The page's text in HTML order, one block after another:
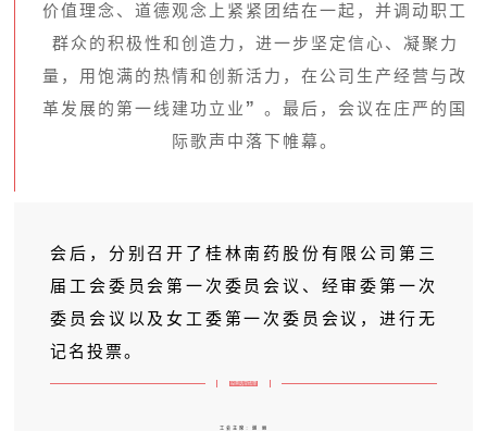
价值理念、道德观念上紧紧团结在一起，并调动职工
群众的积极性和创造力，进一步坚定信心、凝聚力
量，用饱满的热情和创新活力，在公司生产经营与改
革发展的第一线建功立业”。最后，会议在庄严的国
际歌声中落下帷幕。
会后，分别召开了桂林南药股份有限公司第三
届工会委员会第一次委员会议、经审委第一次
委员会议以及女工委第一次委员会议，进行无
记名投票。
投票选举结果
工会主席：谢 丽